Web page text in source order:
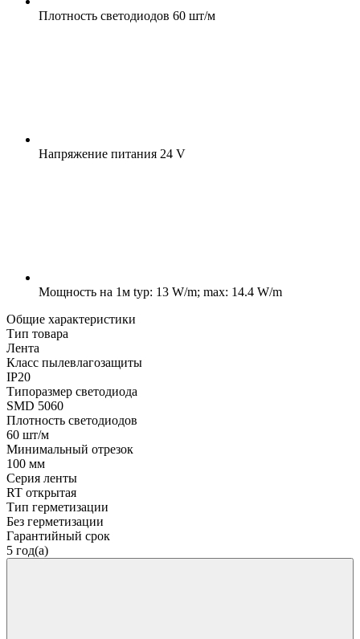
Плотность светодиодов 60 шт/м
Напряжение питания 24 V
Мощность на 1м typ: 13 W/m; max: 14.4 W/m
Общие характеристики
Тип товара
Лента
Класс пылевлагозащиты
IP20
Типоразмер светодиода
SMD 5060
Плотность светодиодов
60 шт/м
Минимальный отрезок
100 мм
Серия ленты
RT открытая
Тип герметизации
Без герметизации
Гарантийный срок
5 год(а)